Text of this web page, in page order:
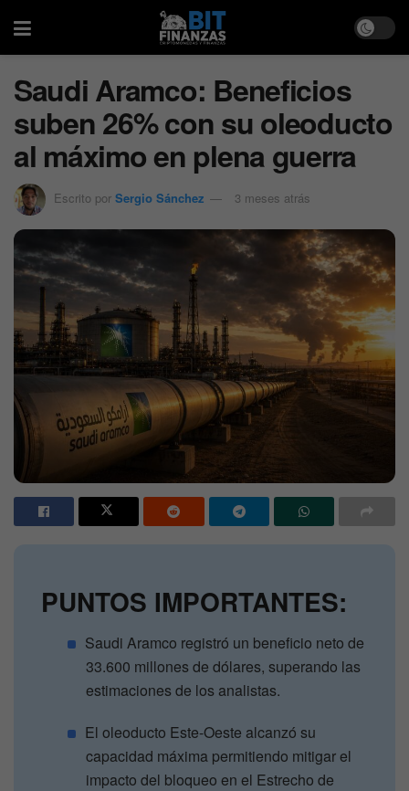
Saudi Aramco: Beneficios
suben 26% con su oleoducto
al máximo en plena guerra
Escrito por Sergio Sánchez 3 meses atrás
PUNTOS IMPORTANTES:
Saudi Aramco registró un beneficio neto de
33.600 millones de dólares, superando las
estimaciones de los analistas.
El oleoducto Este-Oeste alcanzó su
capacidad máxima permitiendo mitigar el
impacto del bloqueo en el Estrecho de